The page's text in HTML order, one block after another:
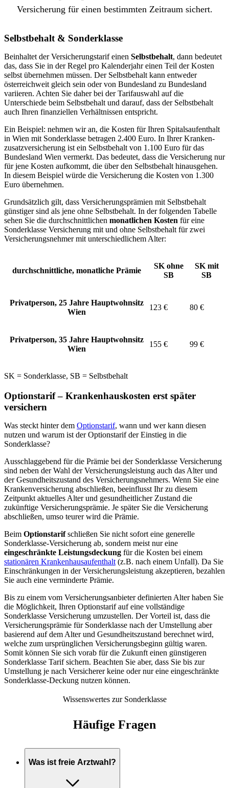
Versicherung für einen bestimmten Zeitraum sichert.
Selbstbehalt & Sonderklasse
Beinhaltet der Versicherungstarif einen Selbstbehalt, dann bedeutet
das, dass Sie in der Regel pro Kalenderjahr einen Teil der Kosten
selbst übernehmen müssen. Der Selbstbehalt kann entweder
österreichweit gleich sein oder von Bundesland zu Bundesland
variieren. Achten Sie daher bei der Tarifauswahl auf die
Unterschiede beim Selbstbehalt und darauf, dass der Selbstbehalt
auch Ihren finanziellen Verhältnissen entspricht.
Ein Beispiel: nehmen wir an, die Kosten für Ihren Spitalsaufenthalt
in Wien mit Sonderklasse betragen 2.400 Euro. In Ihrer Kranken­
zusatzversicherung ist ein Selbstbehalt von 1.100 Euro für das
Bundesland Wien vermerkt. Das bedeutet, dass die Versicherung nur
für jene Kosten aufkommt, die über den Selbstbehalt hinausgehen.
In diesem Beispiel würde die Versicherung die Kosten von 1.300
Euro übernehmen.
Grundsätzlich gilt, dass Versicherungsprämien mit Selbstbehalt
günstiger sind als jene ohne Selbstbehalt. In der folgenden Tabelle
sehen Sie die durchschnittlichen monatlichen Kosten für eine
Sonderklasse Versicherung mit und ohne Selbstbehalt für zwei
Versicherungsnehmer mit unterschiedlichem Alter:
durchschnittliche, monatliche Prämie
SK ohne
SB
SK mit
SB
Privatperson, 25 Jahre Hauptwohnsitz
Wien
123 € 80 €
Privatperson, 35 Jahre Hauptwohnsitz
Wien
155 € 99 €
SK = Sonderklasse, SB = Selbstbehalt
Optionstarif – Krankenhauskosten erst später
versichern
Was steckt hinter dem Optionstarif, wann und wer kann diesen
nutzen und warum ist der Optionstarif der Einstieg in die
Sonderklasse?
Ausschlaggebend für die Prämie bei der Sonderklasse Versicherung
sind neben der Wahl der Versicherungsleistung auch das Alter und
der Gesundheitszustand des Versicherungsnehmers. Wenn Sie eine
Krankenversicherung abschließen, beeinflusst Ihr zu diesem
Zeitpunkt aktuelles Alter und gesundheitlicher Zustand die
zukünftige Versicherungsprämie. Je später Sie die Versicherung
abschließen, umso teurer wird die Prämie.
Beim Optionstarifschließen Sie nicht sofort eine generelle
Sonderklasse-Versicherung ab, sondern meist nur eine
eingeschränkte Leistungsdeckung für die Kosten bei einem
stationären Krankenhausaufenthalt (z.B. nach einem Unfall). Da Sie
Einschränkungen in der Versicherungsleistung akzeptieren, bezahlen
Sie auch eine verminderte Prämie.
Bis zu einem vom Versicherungsanbieter definierten Alter haben Sie
die Möglichkeit, Ihren Optionstarif auf eine vollständige
Sonderklasse Versicherung umzustellen. Der Vorteil ist, dass die
Versicherungsprämie für Sonderklasse nach der Umstellung aber
basierend auf dem Alter und Gesundheitszustand berechnet wird,
welche zum ursprünglichen Versicherungsbeginn gültig waren.
Somit können Sie sich vorab für die Zukunft einen günstigeren
Sonderklasse Tarif sichern. Beachten Sie aber, dass Sie bis zur
Umstellung je nach Versicherer keine oder nur eine eingeschränkte
Sonderklasse-Deckung nutzen können.
Wissenswertes zur Sonderklasse
Häufige Fragen
Was ist freie Arztwahl?